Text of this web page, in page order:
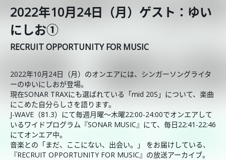
2022年10月24日（月）ゲスト：ゆい
にしお①
RECRUIT OPPORTUNITY FOR MUSIC
2022年10月24日（月）のオンエアには、シンガーソングライタ
ーのゆいにしおが登場。
現在SONAR TRAXにも選ばれている「mid 20S」について、楽曲
にこめた自分らしさを語ります。
J-WAVE（81.3）にて毎週月曜～木曜22:00-24:00でオンエアして
いるワイドプログラム『SONAR MUSIC』にて、毎日22:41-22:46
にてオンエア中。
音楽との「まだ、ここにない、出会い。」 をお届けしている、
『RECRUIT OPPORTUNITY FOR MUSIC』の放送アーカイブ。